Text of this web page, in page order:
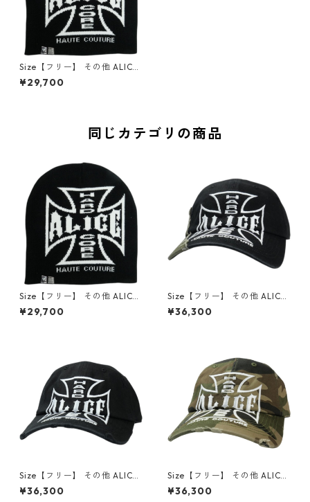
Size【フリー】 その他 ALICE
HOLLYWOOD CHOPPER BEA
NIE / BLK ビーニー 黒 【新古
¥29,700
同じカテゴリの商品
Size【フリー】 その他 ALICE
HOLLYWOOD CHOPPER BEA
NIE / BLK ビーニー 黒 【新古
¥29,700
Size【フリー】 その他 ALICE
HOLLYWOOD CAMO SPLIT
MOTO COUTURE CAP / BLK
¥36,300
Size【フリー】 その他 ALICE
HOLLYWOOD CHOPPER CA
P / BLK WHT キャップ 黒白
¥36,300
Size【フリー】 その他 ALICE
HOLLYWOOD MOTO COUTU
RE CAP CAMO キャップ 緑
¥36,300